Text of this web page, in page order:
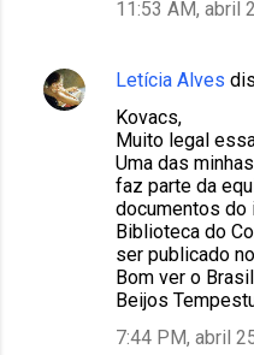
11:53 AM, abril
Letícia Alves
Kovacs,
Muito legal
Uma das
faz parte da
documentos do
Biblioteca do
ser publicado
Bom ver o
Beijos
7:44 PM, abril